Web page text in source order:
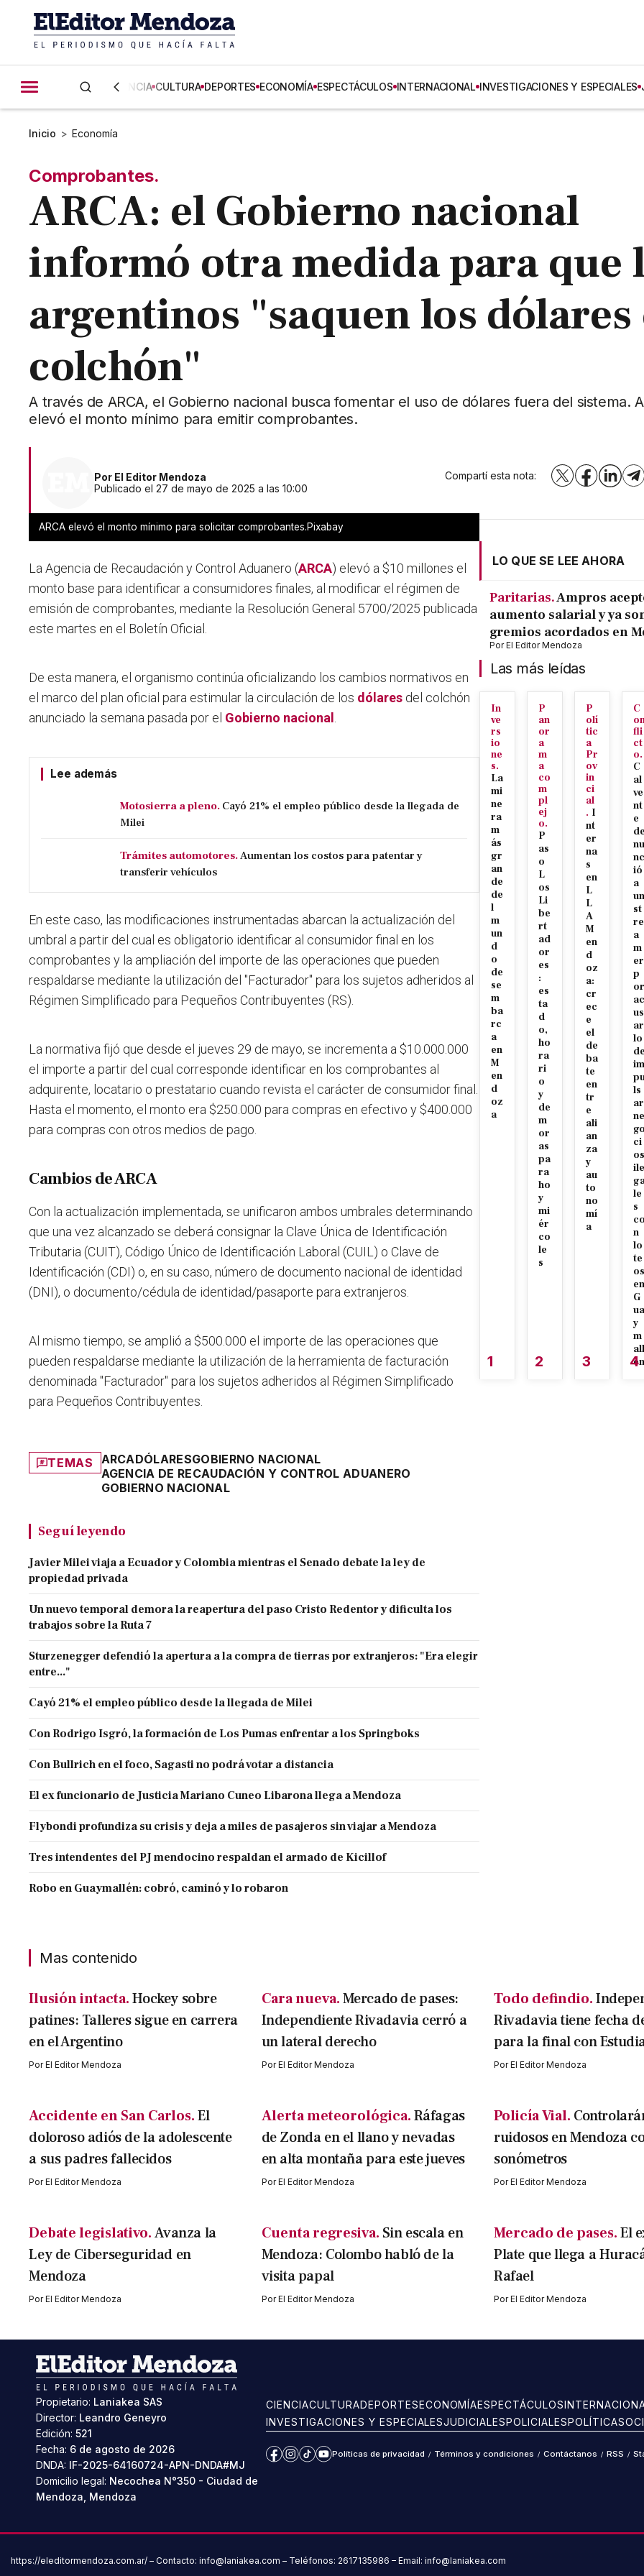
CIENCIA CULTURA DEPORTES ECONOMÍA ESPECTÁCULOS INTERNACIONAL INVESTIGACIONES Y ESPECIALES
Inicio > Economía
Comprobantes.
ARCA: el Gobierno nacional
informó otra medida para que
argentinos "saquen los dólares
colchón"
A través de ARCA, el Gobierno nacional busca fomentar el uso de dólares fuera del sistema.
elevó el monto mínimo para emitir comprobantes.
Por El Editor Mendoza
Publicado el 27 de mayo de 2025 a las 10:00
Compartí esta nota: X Facebook
ARCA elevó el monto mínimo para solicitar comprobantes.Pixabay
La Agencia de Recaudación y Control Aduanero (ARCA) elevó a $10 millones el
monto base para identificar a consumidores finales, al modificar el régimen de
emisión de comprobantes, mediante la Resolución General 5700/2025 publicada
este martes en el Boletín Oficial.
De esta manera, el organismo continúa oficializando los cambios normativos en
el marco del plan oficial para estimular la circulación de los dólares del colchón
anunciado la semana pasada por el Gobierno nacional
Lee además
Motosierra a pleno. Cayó 21% el empleo público desde la llegada de
Milei
Trámites automotores.Aumentan los costos para patentar y
transferir vehículos
En este caso, las modificaciones instrumentadas abarcan la actualización del
umbral a partir del cual es obligatorio identificar al consumidor final en los
comprobantes y la ampliación del importe de las operaciones que pueden
respaldarse mediante la utilización del "Facturador" para los sujetos adheridos al
Régimen Simplificado para Pequeños Contribuyentes (RS).
La normativa fijó que desde el jueves 29 de mayo, se incrementa a $10.000.000
el importe a partir del cual corresponde identificar en los comprobantes al
adquirente, locatario o prestatario cuando revista el carácter de consumidor final.
Hasta el momento, el monto era $250.000 para compras en efectivo y $400.000
para compras con otros medios de pago.
Cambios de ARCA
Con la actualización implementada, se unificaron ambos umbrales determinando
que una vez alcanzado se deberá consignar la Clave Única de Identificación
Tributaria (CUIT), Código Único de Identificación Laboral (CUIL) o Clave de
Identificación (CDI) o, en su caso, número de documento nacional de identidad
(DNI), o documento/cédula de identidad/pasaporte para extranjeros.
Al mismo tiempo, se amplió a $500.000 el importe de las operaciones que
pueden respaldarse mediante la utilización de la herramienta de facturación
denominada "Facturador" para los sujetos adheridos al Régimen Simplificado
para Pequeños Contribuyentes.
TEMAS ARCADÓLARESGOBIERNO NACIONAL
AGENCIA DE RECAUDACIÓN Y CONTROL ADUANERO
GOBIERNO NACIONAL
Seguí leyendo
Javier Milei viaja a Ecuador y Colombia mientras el Senado debate la ley de
propiedad privada
Un nuevo temporal demora la reapertura del paso Cristo Redentor y dificulta los
trabajos sobre la Ruta 7
Sturzenegger defendió la apertura a la compra de tierras por extranjeros: "Era elegir
entre..."
Cayó 21% el empleo público desde la llegada de Milei
Con Rodrigo Isgró, la formación de Los Pumas enfrentar a los Springboks
Con Bullrich en el foco, Sagasti no podrá votar a distancia
El ex funcionario de Justicia Mariano Cuneo Libarona llega a Mendoza
Flybondi profundiza su crisis y deja a miles de pasajeros sin viajar a Mendoza
Tres intendentes del PJ mendocino respaldan el armado de Kicillof
Robo en Guaymallén: cobró, caminó y lo robaron
LO QUE SE LEE AHORA
Paritarias.Ampros
aumento salarial y ya
gremios acordados en
PorEl Editor Mendoza
Las más leídas
In
ve
rs
io
ne
s.
La
mi
ne
ra
m
ás
gr
an
de
de
l
m
un
d
o
de
se
m
ba
rc
a
en
M
en
d
oz
a
1
P
an
or
a
m
a
co
m
pl
ej
o.
P
as
o
L
os
Li
be
rt
ad
or
es
:
es
ta
d
o,
ho
ra
ri
o
y
de
m
or
as
pa
ra
ho
y
mi
ér
co
le
s
2
P
olí
tic
a
Pr
ov
in
ci
al
. I
nt
er
na
s
en
L
L
A
M
en
d
oz
a:
cr
ec
e
el
de
ba
te
en
tr
e
ali
an
za
y
au
to
no
mí
a
3
C
fli
ct
o.
C
al
ve
nt
e
de
nu
nc
ió
a
un
st
re
a
m
er
p
or
ac
us
ar
lo
de
im
ls
ar
ne
go
ci
os
ile
le
s
co
n
lo
te
os
en
G
ua
y
m
all
én
4
Mas contenido
Ilusión intacta. Hockey sobre
patines: Talleres sigue en carrera
en el Argentino
PorEl Editor Mendoza
Cara nueva.Mercado de pases:
Independiente Rivadavia cerró a
un lateral derecho
PorEl Editor Mendoza
Todo defindio.
Rivadavia tiene fecha
para la final con
PorEl Editor Mendoza
Accidente en San Carlos. El
doloroso adiós de la adolescente
a sus padres fallecidos
PorEl Editor Mendoza
Alerta meteorológica.Ráfagas
de Zonda en el llano y nevadas
en alta montaña para este jueves
PorEl Editor Mendoza
Policía Vial.
ruidosos en Mendoza
sonómetros
PorEl Editor Mendoza
Debate legislativo. Avanza la
Ley de Ciberseguridad en
Mendoza
PorEl Editor Mendoza
Cuenta regresiva. Sin escala en
Mendoza: Colombo habló de la
visita papal
PorEl Editor Mendoza
Mercado de pases.El
Plate que llega a
Rafael
PorEl Editor Mendoza
Propietario: Laniakea SAS
Director: Leandro Geneyro
Edición: 521
Fecha: 6 de agosto de 2026
DNDA: IF-2025-64160724-APN-DNDA#MJ
Domicilio legal: Necochea N°350 - Ciudad de
Mendoza, Mendoza
CIENCIACULTURADEPORTESECONOMÍAESPECTÁCULOS
INVESTIGACIONES Y ESPECIALESJUDICIALESPOLICIALESPOLÍTICA
Facebook
Instagram
TikTokYouTube
Políticas de privacidad / Términos y condiciones / Contáctanos / RSS /
https://eleditormendoza.com.ar/ – Contacto: info@laniakea.com – Teléfonos: 2617135986 – Email: info@laniakea.com